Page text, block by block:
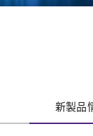
新製品